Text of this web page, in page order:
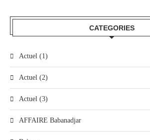
CATEGORIES
Actuel (1)
Actuel (2)
Actuel (3)
AFFAIRE Babanadjar